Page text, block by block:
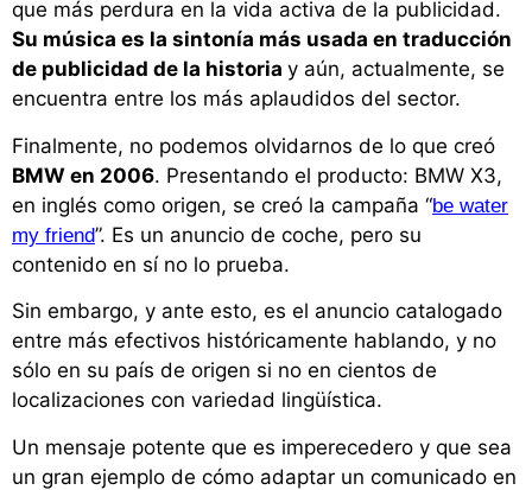
que más perdura en la vida activa de la publicidad.
Su música es la sintonía más usada en traducción
de publicidad de la historia y aún, actualmente, se
encuentra entre los más aplaudidos del sector.
Finalmente, no podemos olvidarnos de lo que creó
BMW en 2006. Presentando el producto: BMW X3,
en inglés como origen, se creó la campaña “be water
my friend”. Es un anuncio de coche, pero su
contenido en sí no lo prueba.
Sin embargo, y ante esto, es el anuncio catalogado
entre más efectivos históricamente hablando, y no
sólo en su país de origen si no en cientos de
localizaciones con variedad lingüística.
Un mensaje potente que es imperecedero y que sea
un gran ejemplo de cómo adaptar un comunicado en